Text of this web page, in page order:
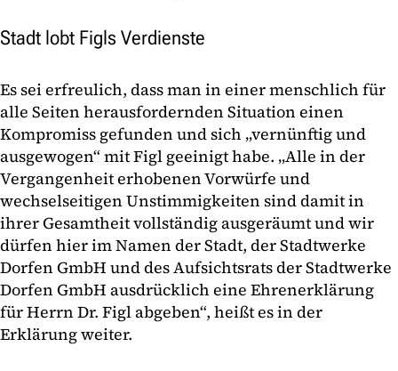
Stadt lobt Figls Verdienste
Es sei erfreulich, dass man in einer menschlich für
alle Seiten herausfordernden Situation einen
Kompromiss gefunden und sich „vernünftig und
ausgewogen“ mit Figl geeinigt habe. „Alle in der
Vergangenheit erhobenen Vorwürfe und
wechselseitigen Unstimmigkeiten sind damit in
ihrer Gesamtheit vollständig ausgeräumt und wir
dürfen hier im Namen der Stadt, der Stadtwerke
Dorfen GmbH und des Aufsichtsrats der Stadtwerke
Dorfen GmbH ausdrücklich eine Ehrenerklärung
für Herrn Dr. Figl abgeben“, heißt es in der
Erklärung weiter.